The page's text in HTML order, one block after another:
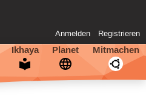
Anmelden Registrieren
Ikhaya Planet Mitmachen